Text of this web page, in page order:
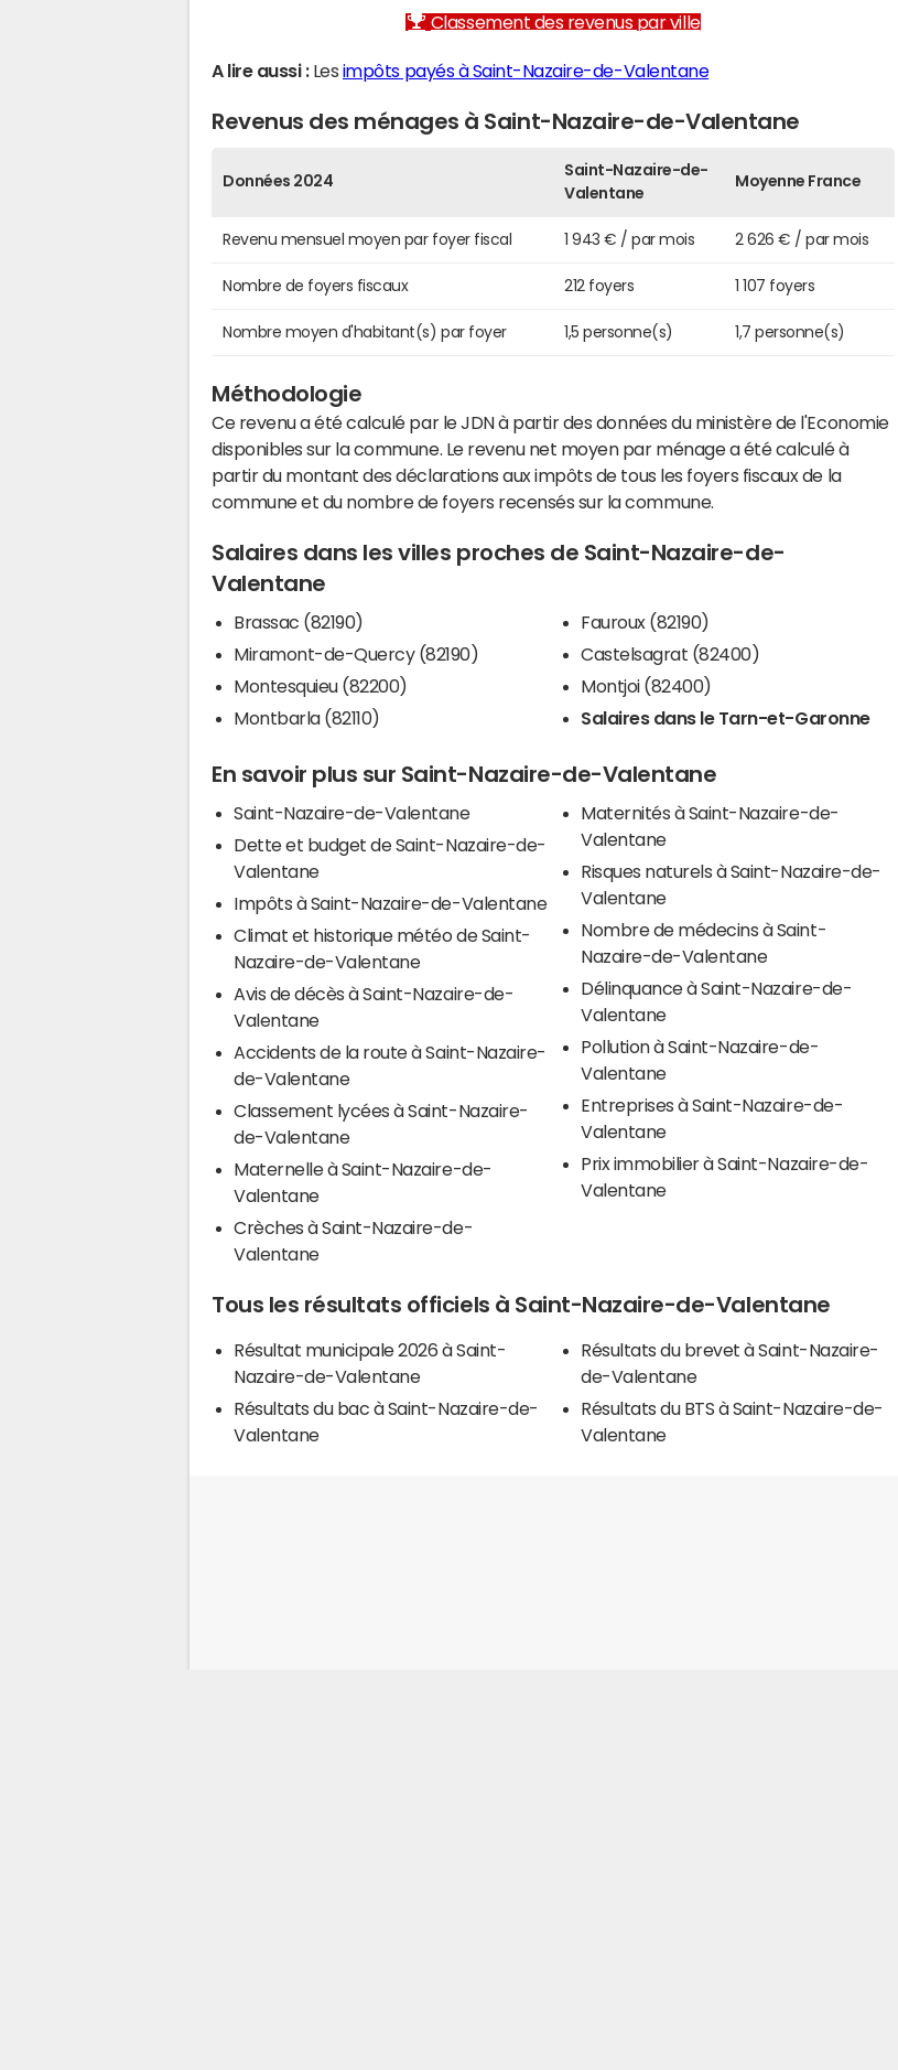
Classement des revenus par ville
A lire aussi :Les impôts payés à Saint-Nazaire-de-Valentane
Revenus des ménages à Saint-Nazaire-de-Valentane
Données 2024
Saint-Nazaire-de-
Valentane
Moyenne France
Revenu mensuel moyen par foyer fiscal 1 943 € / par mois 2 626 € / par mois
Nombre de foyers fiscaux 212 foyers 1 107 foyers
Nombre moyen d'habitant(s) par foyer 1,5 personne(s) 1,7 personne(s)
Méthodologie
Ce revenu a été calculé par le JDN à partir des données du ministère de l'Economie
disponibles sur la commune. Le revenu net moyen par ménage a été calculé à
partir du montant des déclarations aux impôts de tous les foyers fiscaux de la
commune et du nombre de foyers recensés sur la commune.
Salaires dans les villes proches de Saint-Nazaire-de-
Valentane
Brassac (82190)
Miramont-de-Quercy (82190)
Montesquieu (82200)
Montbarla (82110)
Fauroux (82190)
Castelsagrat (82400)
Montjoi (82400)
Salaires dans le Tarn-et-Garonne
En savoir plus sur Saint-Nazaire-de-Valentane
Saint-Nazaire-de-Valentane
Dette et budget de Saint-Nazaire-de-
Valentane
Impôts à Saint-Nazaire-de-Valentane
Climat et historique météo de Saint-
Nazaire-de-Valentane
Avis de décès à Saint-Nazaire-de-
Valentane
Accidents de la route à Saint-Nazaire-
de-Valentane
Classement lycées à Saint-Nazaire-
de-Valentane
Maternelle à Saint-Nazaire-de-
Valentane
Crèches à Saint-Nazaire-de-
Valentane
Maternités à Saint-Nazaire-de-
Valentane
Risques naturels à Saint-Nazaire-de-
Valentane
Nombre de médecins à Saint-
Nazaire-de-Valentane
Délinquance à Saint-Nazaire-de-
Valentane
Pollution à Saint-Nazaire-de-
Valentane
Entreprises à Saint-Nazaire-de-
Valentane
Prix immobilier à Saint-Nazaire-de-
Valentane
Tous les résultats officiels à Saint-Nazaire-de-Valentane
Résultat municipale 2026 à Saint-
Nazaire-de-Valentane
Résultats du bac à Saint-Nazaire-de-
Valentane
Résultats du brevet à Saint-Nazaire-
de-Valentane
Résultats du BTS à Saint-Nazaire-de-
Valentane